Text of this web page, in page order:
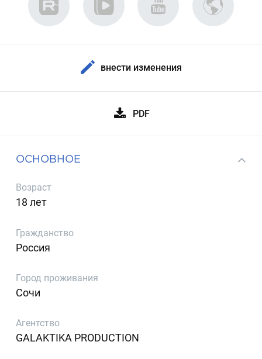
внести изменения
PDF
ОСНОВНОЕ
Возраст
18 лет
Гражданство
Россия
Город проживания
Сочи
Агентство
GALAKTIKA PRODUCTION